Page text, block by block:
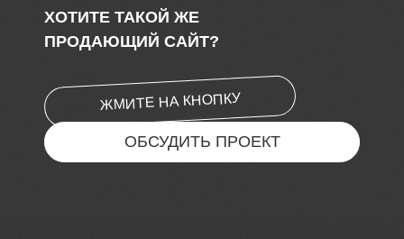
ХОТИТЕ ТАКОЙ ЖЕ
ПРОДАЮЩИЙ САЙТ?
ОБСУДИТЬ ПРОЕКТ
ЖМИТЕ НА КНОПКУ